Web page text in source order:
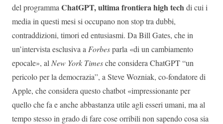
del programma ChatGPT, ultima frontiera high techdi cui i
media in questi mesi si occupano non stop tra dubbi,
contraddizioni, timori ed entusiasmi. Da Bill Gates, che in
un’intervista esclusiva a Forbesparla «di un cambiamento
epocale», al New York Timesche considera ChatGPT “un
pericolo per la democrazia”, a Steve Wozniak, co-fondatore di
Apple, che considera questo chatbot «impressionante per
quello che fa e anche abbastanza utile agli esseri umani, ma al
tempo stesso in grado di fare cose orribili non sapendo cosa sia